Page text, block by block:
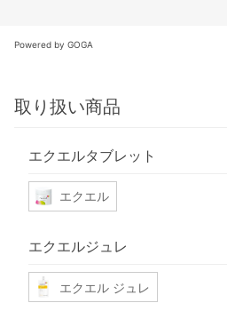
Powered by GOGA
取り扱い商品
エクエルタブレット
エクエル
エクエルジュレ
エクエル ジュレ